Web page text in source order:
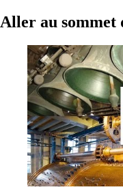
Aller au sommet